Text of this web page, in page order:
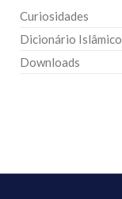
Curiosidades
Dicionário Islâmico
Downloads